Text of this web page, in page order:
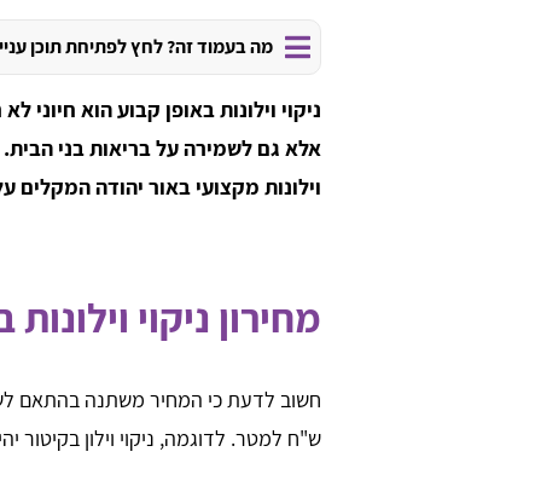
מה בעמוד זה? לחץ לפתיחת תוכן
ניקוי וילונות באופן קבוע הוא
אלא גם לשמירה על בריאות בני הבית.
וילונות מקצועי באור יהודה המקלים
מחירון ניקוי
ש"ח למטר. לדוגמה, ניקוי וילון בקיטור יהיה לרוב